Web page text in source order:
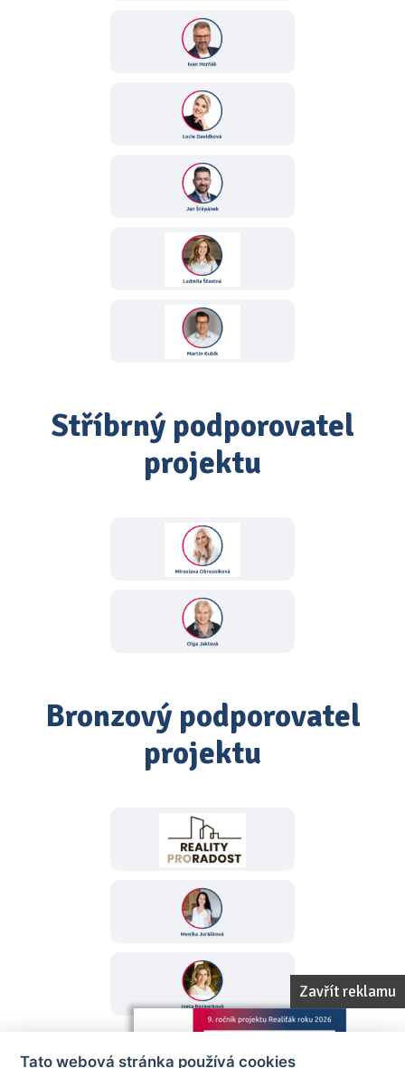
Zavřít reklamu
Stříbrný podporovatel
projektu
Bronzový podporovatel
projektu
Tato webová stránka používá cookies